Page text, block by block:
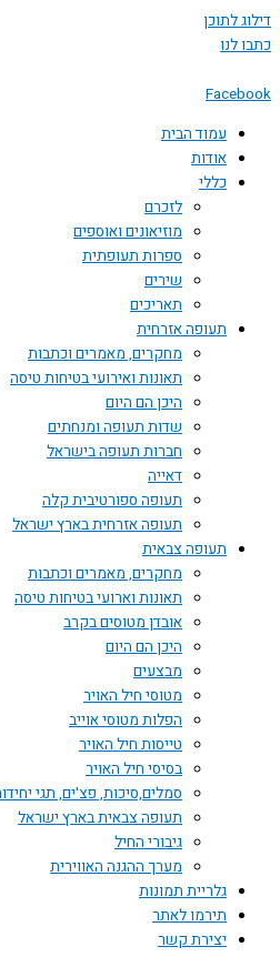
לתוכן
לנו
עמוד הבית
אודות
כללי
לזכרם
מוזיאונים ואוספים
ספרות תעופתית
שירים
תאריכים
תעופה אזרחית
מחקרים, מאמרים וכתבות
תאונות ואירועי בטיחות טיסה
היכן הם היום
שדות תעופה ומנחתים
חברות תעופה בישראל
דאייה
תעופה ספורטיבית קלה
תעופה אזרחית בארץ ישראל
תעופה צבאית
מחקרים, מאמרים וכתבות
תאונות וארועי בטיחות טיסה
אובדן מטוסים בקרב
היכן הם היום
מבצעים
מטוסי חיל האויר
הפלות מטוסי אוייב
טייסות חיל האויר
בסיסי חיל האויר
סמלים,סיכות, פצ'ים, תגי יחידות
תעופה צבאית בארץ ישראל
גיבורי החיל
מערך ההגנה האווירית
גלריית תמונות
תירמו לאתר
יצירת קשר